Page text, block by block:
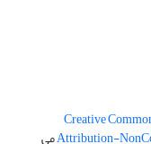
Creative
Attribution-می